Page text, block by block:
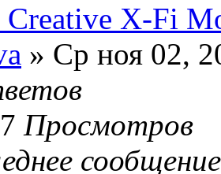
Creative X-Fi
» Ср ноя 02,
Просмотров